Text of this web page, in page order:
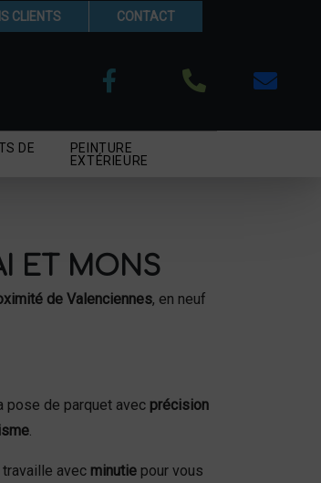
CLIENTS CONTACT
DE
PEINTURE
EXTÉRIEURE
ET MONS
de Valenciennes, en neuf
pose de parquet avec précision
avec minutie pour vous